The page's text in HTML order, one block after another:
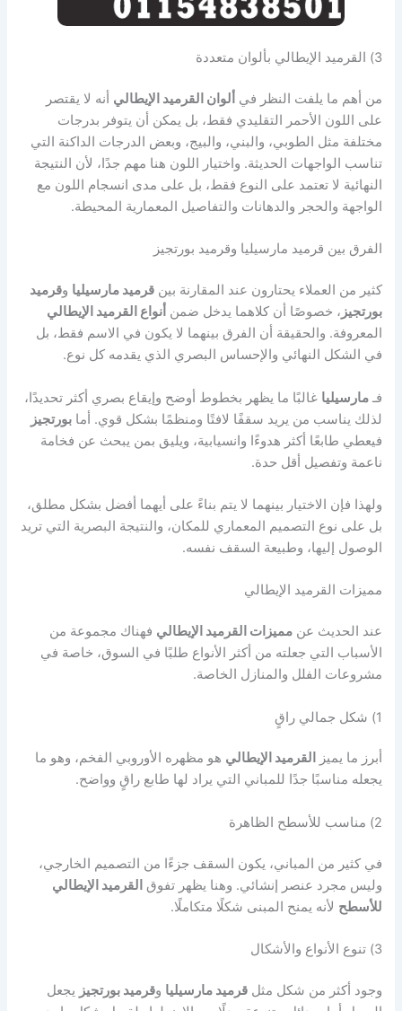
3) القرميد الإيطالي بألوان متعددة
من أهم ما يلفت النظر في ألوان القرميد الإيطالي أنه لا يقتصر
على اللون الأحمر التقليدي فقط، بل يمكن أن يتوفر بدرجات
مختلفة مثل الطوبي، والبني، والبيج، وبعض الدرجات الداكنة التي
تناسب الواجهات الحديثة. واختيار اللون هنا مهم جدًا، لأن النتيجة
النهائية لا تعتمد على النوع فقط، بل على مدى انسجام اللون مع
الواجهة والحجر والدهانات والتفاصيل المعمارية المحيطة.
الفرق بين قرميد مارسيليا وقرميد بورتجيز
كثير من العملاء يحتارون عند المقارنة بينقرميد مارسيليا وقرميد
بورتجيز ، خصوصًا أن كلاهما يدخل ضمن أنواع القرميد الإيطالي
المعروفة. والحقيقة أن الفرق بينهما لا يكون في الاسم فقط، بل
في الشكل النهائي والإحساس البصري الذي يقدمه كل نوع.
فـمارسيليا غالبًا ما يظهر بخطوط أوضح وإيقاع بصري أكثر تحديدًا،
لذلك يناسب من يريد سقفًا لافتًا ومنظمًا بشكل قوي. أمابورتجيز
فيعطي طابعًا أكثر هدوءًا وانسيابية، ويليق بمن يبحث عن فخامة
ناعمة وتفصيل أقل حدة.
ولهذا فإن الاختيار بينهما لا يتم بناءً على أيهما أفضل بشكل مطلق،
بل على نوع التصميم المعماري للمكان، والنتيجة البصرية التي تريد
الوصول إليها، وطبيعة السقف نفسه.
مميزات القرميد الإيطالي
عند الحديث عنمميزات القرميد الإيطالي فهناك مجموعة من
الأسباب التي جعلته من أكثر الأنواع طلبًا في السوق، خاصة في
مشروعات الفلل والمنازل الخاصة.
1) شكل جمالي راقٍ
أبرز ما يميز القرميد الإيطالي هو مظهره الأوروبي الفخم، وهو ما
يجعله مناسبًا جدًا للمباني التي يراد لها طابع راقٍ وواضح.
2) مناسب للأسطح الظاهرة
في كثير من المباني، يكون السقف جزءًا من التصميم الخارجي،
وليس مجرد عنصر إنشائي. وهنا يظهر تفوق القرميد الإيطالي
للأسطح لأنه يمنح المبنى شكلًا متكاملًا.
3) تنوع الأنواع والأشكال
وجود أكثر من شكل مثلقرميد مارسيليا وقرميد بورتجيز يجعل